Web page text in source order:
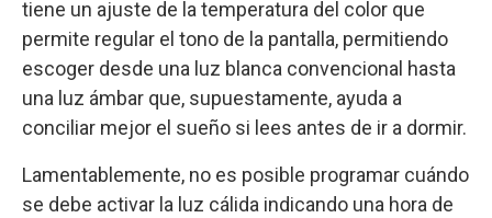
tiene un ajuste de la temperatura del color que
permite regular el tono de la pantalla, permitiendo
escoger desde una luz blanca convencional hasta
una luz ámbar que, supuestamente, ayuda a
conciliar mejor el sueño si lees antes de ir a dormir.
Lamentablemente, no es posible programar cuándo
se debe activar la luz cálida indicando una hora de